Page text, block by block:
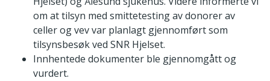
om at tilsyn med smittetesting av donorer av
celler og vev var planlagt gjennomført som
tilsynsbesøk ved SNR Hjelset.
Innhentede dokumenter ble gjennomgått og
vurdert.